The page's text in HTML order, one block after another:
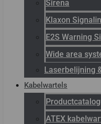
Sirena
Klaxon
E2S Warning
Wide area
Laserbelijning
Kabelwartels
ATEX